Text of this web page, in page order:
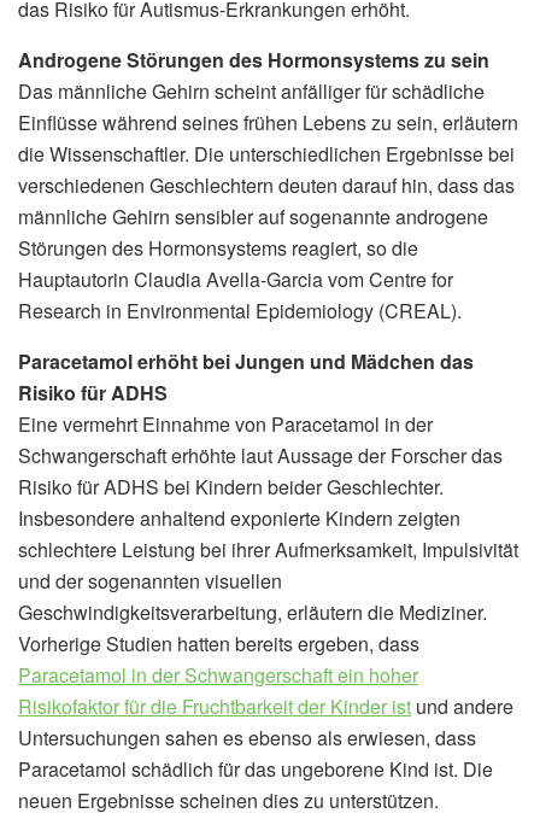
das Risiko für Autismus-Erkrankungen erhöht.
Androgene Störungen des Hormonsystems zu sein
Das männliche Gehirn scheint anfälliger für schädliche
Einflüsse während seines frühen Lebens zu sein, erläutern
die Wissenschaftler. Die unterschiedlichen Ergebnisse bei
verschiedenen Geschlechtern deuten darauf hin, dass das
männliche Gehirn sensibler auf sogenannte androgene
Störungen des Hormonsystems reagiert, so die
Hauptautorin Claudia Avella-Garcia vom Centre for
Research in Environmental Epidemiology (CREAL).
Paracetamol erhöht bei Jungen und Mädchen das
Risiko für ADHS
Eine vermehrt Einnahme von Paracetamol in der
Schwangerschaft erhöhte laut Aussage der Forscher das
Risiko für ADHS bei Kindern beider Geschlechter.
Insbesondere anhaltend exponierte Kindern zeigten
schlechtere Leistung bei ihrer Aufmerksamkeit, Impulsivität
und der sogenannten visuellen
Geschwindigkeitsverarbeitung, erläutern die Mediziner.
Vorherige Studien hatten bereits ergeben, dass
Paracetamol in der Schwangerschaft ein hoher
Risikofaktor für die Fruchtbarkeit der Kinder ist und andere
Untersuchungen sahen es ebenso als erwiesen, dass
Paracetamol schädlich für das ungeborene Kind ist. Die
neuen Ergebnisse scheinen dies zu unterstützen.